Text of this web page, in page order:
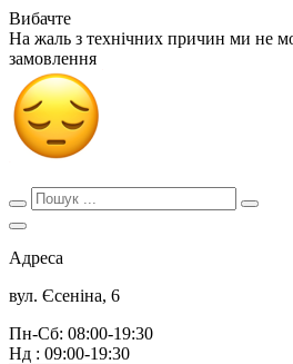
Вибачте
На жаль з технічних причин ми не
замовлення
Адреса
вул. Єсеніна, 6
Пн-Сб: 08:00-19:30
Нд : 09:00-19:30